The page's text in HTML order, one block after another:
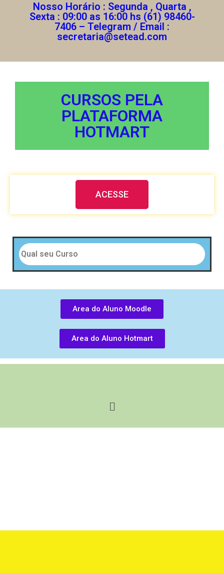
Nosso Horário : Segunda , Quarta ,
Sexta : 09:00 as 16:00 hs (61) 98460-
7406 – Telegram / Email :
secretaria@setead.com
CURSOS PELA
PLATAFORMA
HOTMART
ACESSE
Area do Aluno Moodle
Area do Aluno Hotmart